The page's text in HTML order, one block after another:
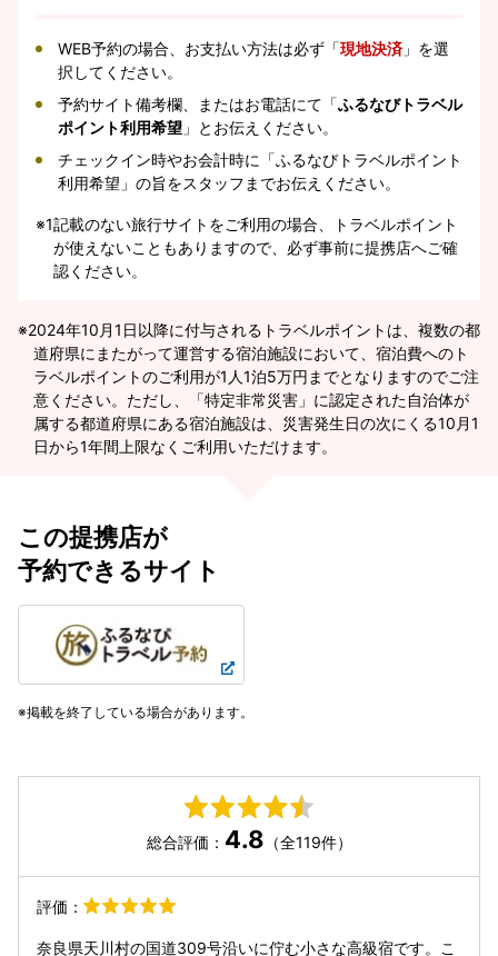
WEB予約の場合、お支払い方法は必ず「現地決済 」を選
択してください。
予約サイト備考欄、またはお電話にて「ふるなびトラベル
ポイント利用希望 」とお伝えください。
チェックイン時やお会計時に「ふるなびトラベルポイント
利用希望」の旨をスタッフまでお伝えください。
※1記載のない旅行サイトをご利用の場合、トラベルポイント
が使えないこともありますので、必ず事前に提携店へご確
認ください。
2024年10月1日以降に付与されるトラベルポイントは、複数の都
道府県にまたがって運営する宿泊施設において、宿泊費へのト
ラベルポイントのご利用が1人1泊5万円までとなりますのでご注
意ください。ただし、「特定非常災害」に認定された自治体が
属する都道府県にある宿泊施設は、災害発生日の次にくる10月1
日から1年間上限なくご利用いただけます。
この提携店が
予約できるサイト
掲載を終了している場合があります。
総合評価： 4.8 （全119件）
評価：
奈良県天川村の国道309号沿いに佇む小さな高級宿です。こ